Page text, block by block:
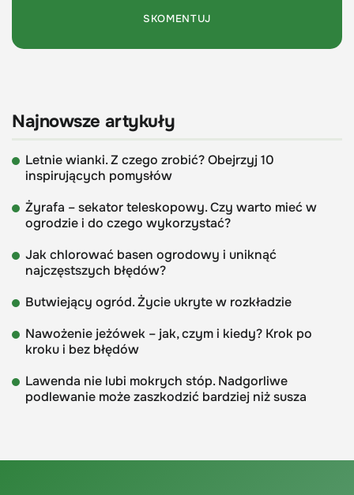
Najnowsze artykuły
Letnie wianki. Z czego zrobić? Obejrzyj 10
inspirujących pomysłów
Żyrafa – sekator teleskopowy. Czy warto mieć w
ogrodzie i do czego wykorzystać?
Jak chlorować basen ogrodowy i uniknąć
najczęstszych błędów?
Butwiejący ogród. Życie ukryte w rozkładzie
Nawożenie jeżówek – jak, czym i kiedy? Krok po
kroku i bez błędów
Lawenda nie lubi mokrych stóp. Nadgorliwe
podlewanie może zaszkodzić bardziej niż susza